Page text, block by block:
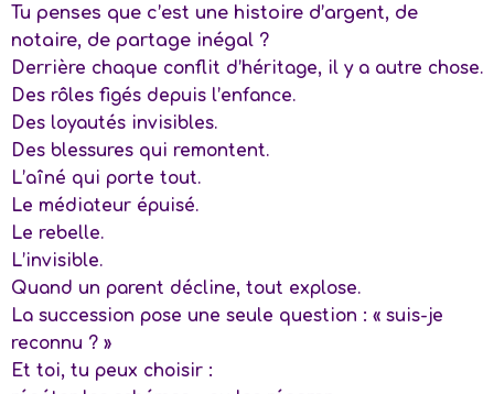
Tu penses que c’est une histoire d’argent, de
notaire, de partage inégal ?
Derrière chaque conflit d’héritage, il y a autre chose.
Des rôles figés depuis l’enfance.
Des loyautés invisibles.
Des blessures qui remontent.
L’aîné qui porte tout.
Le médiateur épuisé.
Le rebelle.
L’invisible.
Quand un parent décline, tout explose.
La succession pose une seule question : « suis-je
reconnu ? »
Et toi, tu peux choisir :